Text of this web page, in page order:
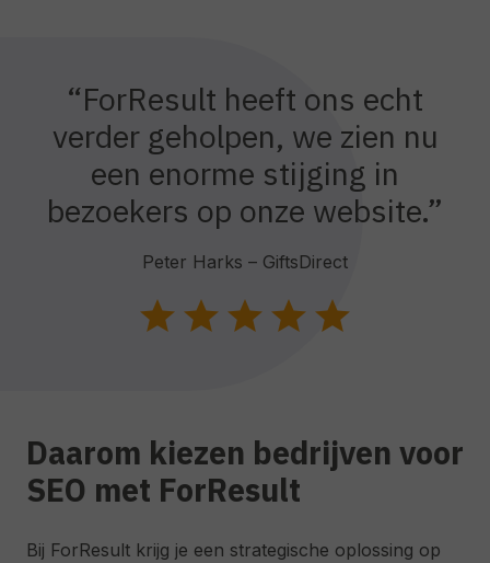
“ForResult heeft ons echt
verder geholpen, we zien nu
een enorme stijging in
bezoekers op onze website.”
Peter Harks – GiftsDirect
starstarstarstarstar
Daarom kiezen bedrijven voor
SEO met ForResult
Bij ForResult krijg je een strategische oplossing op